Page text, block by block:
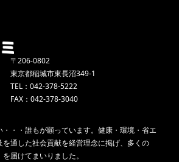
〒206-0802
東京都稲城市東長沼349-1
TEL：042-378-5222
FAX：042-378-3040
・・誰もが願っています。健康・環境・省エ
通した社会貢献を経営理念に掲げ、多くの
届けてまいりました。